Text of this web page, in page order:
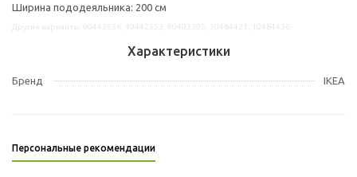
Ширина пододеяльника: 200 см
Характеристики
Бренд IKEA
Персональные рекомендации